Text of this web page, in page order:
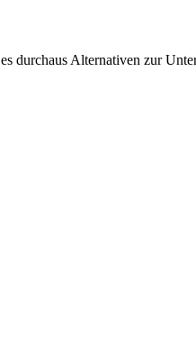
durchaus Alternativen zur